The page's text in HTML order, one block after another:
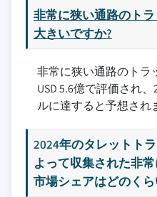
3.2.3.4 ア
クリプシ
3.3 成長可能性分析
3.4 規制環境
3.5 ポーターの分析
3.6 PESTEL分析
3.7 技術とイノベーシ
3.7.1 現在の技術
3.7.2 新興技術
3.8 価格動向
11.3.1 英国
11.3.2 ドイツ
11.3.3 フランス
11.3.4 イタリア
11.3.5 スペイン
11.3.6 ロシア
11.3.7 北欧
11.4 アジア太平洋
11.4.1 中国
11.4.2 インド
12.4 コンビリフト
12.5 クロウンエクイ
12.6 ドーサン・イ
12.7 EPエクイップ
12.8 ゴッドレジ・
12.9 ハンチャグル
12.10 ハイスター・
ドリング
12.11 ヒュンダイ建
12.12 ユングハイン
非常に狭い通路のト
大きいですか?
非常に狭い通路のトラ
USD 5.6億で評価され
ルに達すると予想され
2024年のタレットト
よって収集された非
市場シェアはどのく